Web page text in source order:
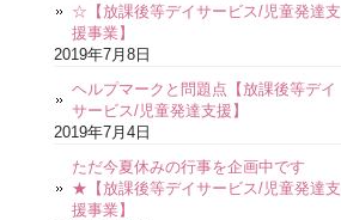
☆【放課後等デイサービス/児童発達支
援事業】
2019年7月8日
ヘルプマークと問題点【放課後等デイ
サービス/児童発達支援】
2019年7月4日
ただ今夏休みの行事を企画中です
★【放課後等デイサービス/児童発達支
援事業】